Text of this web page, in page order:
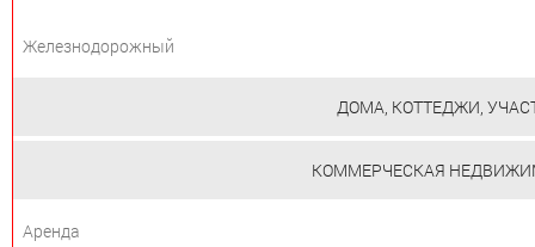
Железнодорожный
ДОМА, КОТТЕДЖИ,
КОММЕРЧЕСКАЯ
Аренда